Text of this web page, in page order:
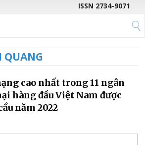
ISSN 2734-9071
QUANG
cao nhất trong 11 ngân
hàng đầu Việt Nam được
năm 2022